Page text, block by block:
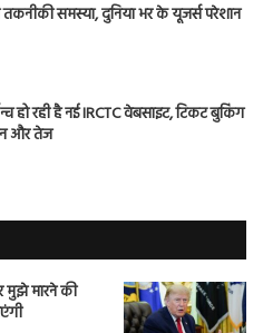
समस्या, दुनिया भर के यूजर्स परेशान
हो रही है नई IRCTC वेबसाइट, टिकट बुकिंग
और तेज
मुझे मारने की